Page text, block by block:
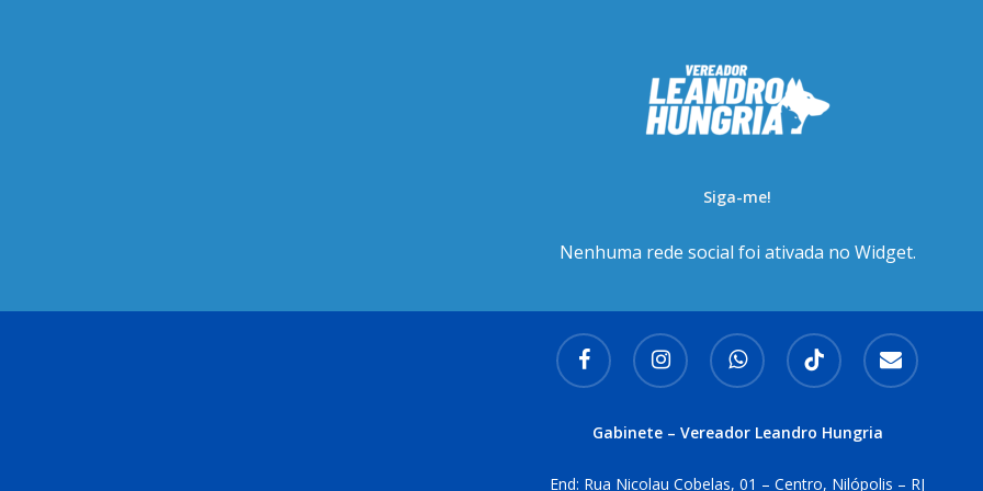
Siga-me!
Nenhuma rede social foi ativada no Widget.
facebook instagram whatsapp tiktok email
Gabinete – Vereador Leandro Hungria
End: Rua Nicolau Cobelas, 01 – Centro, Nilópolis – RJ